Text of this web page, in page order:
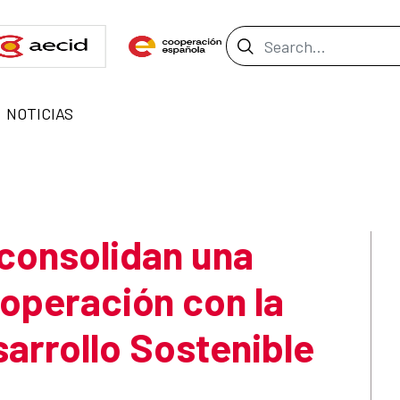
Search Bar
NOTICIAS
una
con la
Sostenible